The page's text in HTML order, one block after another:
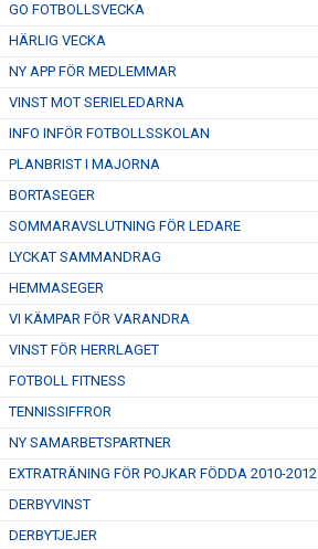
GO FOTBOLLSVECKA
HÄRLIG VECKA
NY APP FÖR MEDLEMMAR
VINST MOT SERIELEDARNA
INFO INFÖR FOTBOLLSSKOLAN
PLANBRIST I MAJORNA
BORTASEGER
SOMMARAVSLUTNING FÖR LEDARE
LYCKAT SAMMANDRAG
HEMMASEGER
VI KÄMPAR FÖR VARANDRA
VINST FÖR HERRLAGET
FOTBOLL FITNESS
TENNISSIFFROR
NY SAMARBETSPARTNER
EXTRATRÄNING FÖR POJKAR FÖDDA 2010-2012
DERBYVINST
DERBYTJEJER